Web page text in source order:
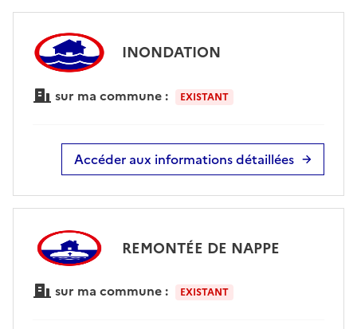
INONDATION
sur ma commune : EXISTANT
Accéder aux informations détaillées
REMONTÉE DE NAPPE
sur ma commune : EXISTANT